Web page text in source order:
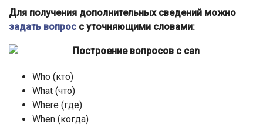
Для получения дополнительных сведений можно
задать вопрос с уточняющими словами:
Who (кто)
What (что)
Where (где)
When (когда)